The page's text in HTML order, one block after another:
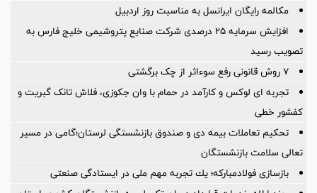
مکالمه رایگان ایرانسل به مناسبت روز اردبیل
افزایش سرمایه ۲۵ درصدی شرکت صنایع پتروشیمی خلیج فارس به
تصویب رسید
۷ روش قانونی رفع سوء‌اثر از چک برگشتی
تجربه ای لوکس و کارآمد در حمام با وان جکوزی، فلاش تانک گبریت و
کفشور خطی
تحکیم تعاملات بیمه دی و صندوق بازنشستگی لرستان؛گامی در مسیر
تعالی سلامت بازنشستگان
بازسازی فولادمباركه؛ یك تجربه مهم ملی در ایستادگی صنعتی